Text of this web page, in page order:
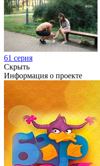
61 серия
Скрыть
Информация о проекте